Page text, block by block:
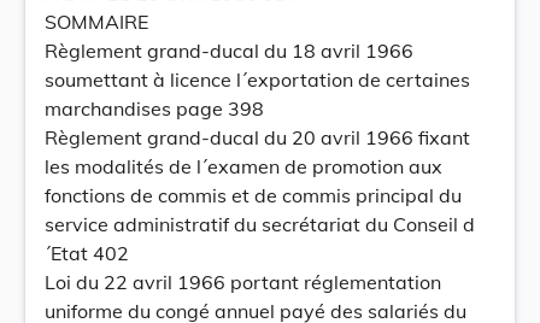
SOMMAIRE
Règlement grand-ducal du 18 avril 1966
soumettant à licence l´exportation de certaines
marchandises page 398
Règlement grand-ducal du 20 avril 1966 fixant
les modalités de l´examen de promotion aux
fonctions de commis et de commis principal du
service administratif du secrétariat du Conseil d
´Etat 402
Loi du 22 avril 1966 portant réglementation
uniforme du congé annuel payé des salariés du